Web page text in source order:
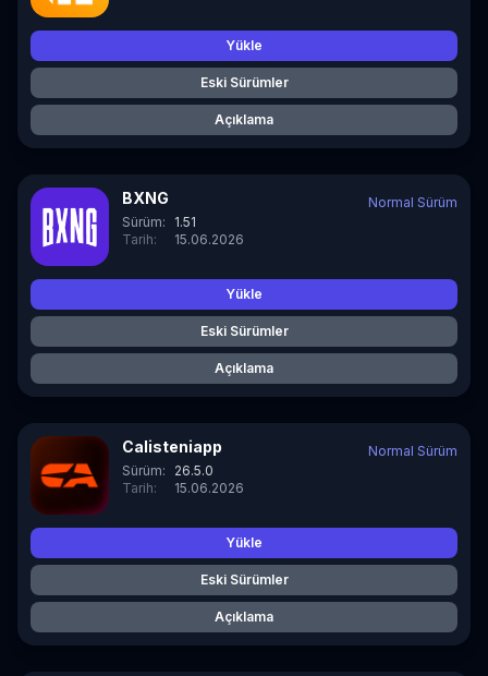
Yükle
Eski Sürümler
Açıklama
BXNG
Sürüm:
1.51
Tarih:
15.06.2026
Normal Sürüm
Yükle
Eski Sürümler
Açıklama
Calisteniapp
Sürüm:
26.5.0
Tarih:
15.06.2026
Normal Sürüm
Yükle
Eski Sürümler
Açıklama